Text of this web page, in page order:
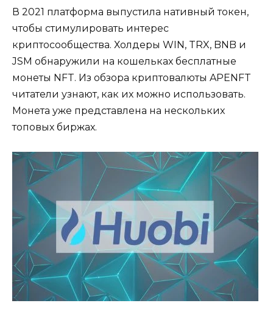
В 2021 платформа выпустила нативный токен,
чтобы стимулировать интерес
криптосообщества. Холдеры WIN, TRX, BNB и
JSM обнаружили на кошельках бесплатные
монеты NFT. Из обзора криптовалюты APENFT
читатели узнают, как их можно использовать.
Монета уже представлена на нескольких
топовых биржах.